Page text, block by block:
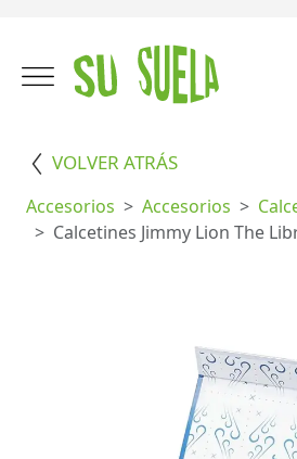
VOLVER ATRÁS
Accesorios Accesorios
Calcetines Jimmy Lion The